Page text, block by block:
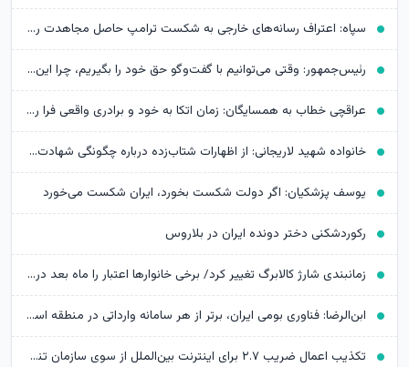
سپاه: اعتراف رسانه‌های خارجی به شکست ترامپ حاصل مجاهدت رسانه‌های انقلابی است
رئیس‌جمهور: وقتی می‌توانیم با گفت‌وگو حق خود را بگیریم، چرا این کار را نکنیم؟
عراقچی خطاب به همسایگان: زمان اتکا به خود و برادری واقعی فرا رسیده است
خانواده شهید لاریجانی: از اظهارات شتاب‌زده درباره چگونگی شهادت اجتناب کنید
یوسف پزشکیان: اگر دولت شکست بخورد، ایران شکست می‌خورد
رکوردشکنی دختر دونده ایران در بلاروس
زمانبندی شارژ کالابرگ تغییر کرد/ برخی خانوارها اعتبار را ماه بعد دریافت می‌کنند
ابن‌الرضا: فناوری بومی ایران، برتر از هر سامانه وارداتی در منطقه است
تکذیب اعمال ضریب ۲.۷ برای اینترنت بین‌الملل از سوی سازمان تنظیم مقررات